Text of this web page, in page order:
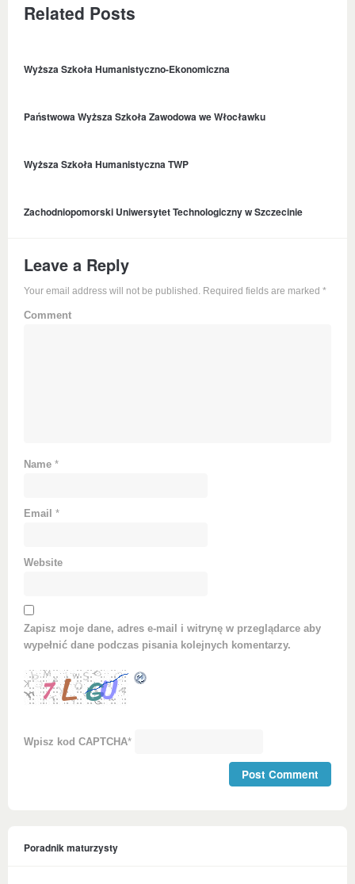
Related Posts
Wyższa Szkoła Humanistyczno-Ekonomiczna
Państwowa Wyższa Szkoła Zawodowa we Włocławku
Wyższa Szkoła Humanistyczna TWP
Zachodniopomorski Uniwersytet Technologiczny w Szczecinie
Leave a Reply
Your email address will not be published. Required fields are marked *
Comment
Name *
Email *
Website
Zapisz moje dane, adres e-mail i witrynę w przeglądarce aby
wypełnić dane podczas pisania kolejnych komentarzy.
Wpisz kod CAPTCHA*
Poradnik maturzysty